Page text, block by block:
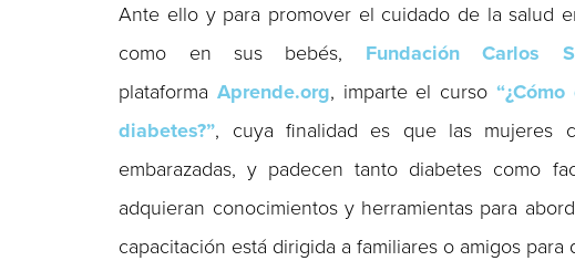
Ante ello y para promover el cuidado de la salud
como en sus bebés, Fundación Carlos
plataforma Aprende.org, imparte el curso
diabetes?”, cuya finalidad es que las mujeres
embarazadas, y padecen tanto diabetes como
adquieran conocimientos y herramientas para
capacitación está dirigida a familiares o amigos